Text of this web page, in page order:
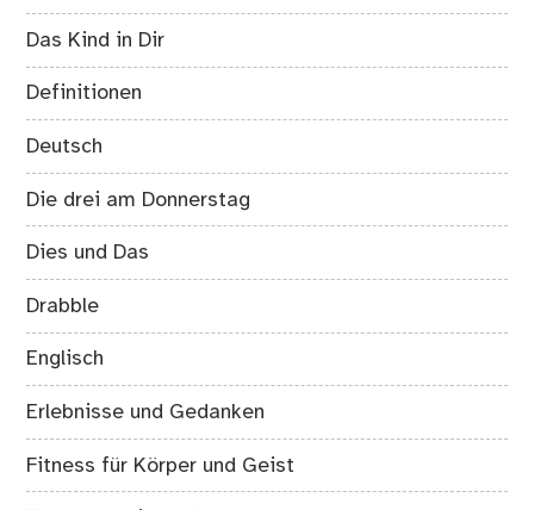
Das Kind in Dir
Definitionen
Deutsch
Die drei am Donnerstag
Dies und Das
Drabble
Englisch
Erlebnisse und Gedanken
Fitness für Körper und Geist